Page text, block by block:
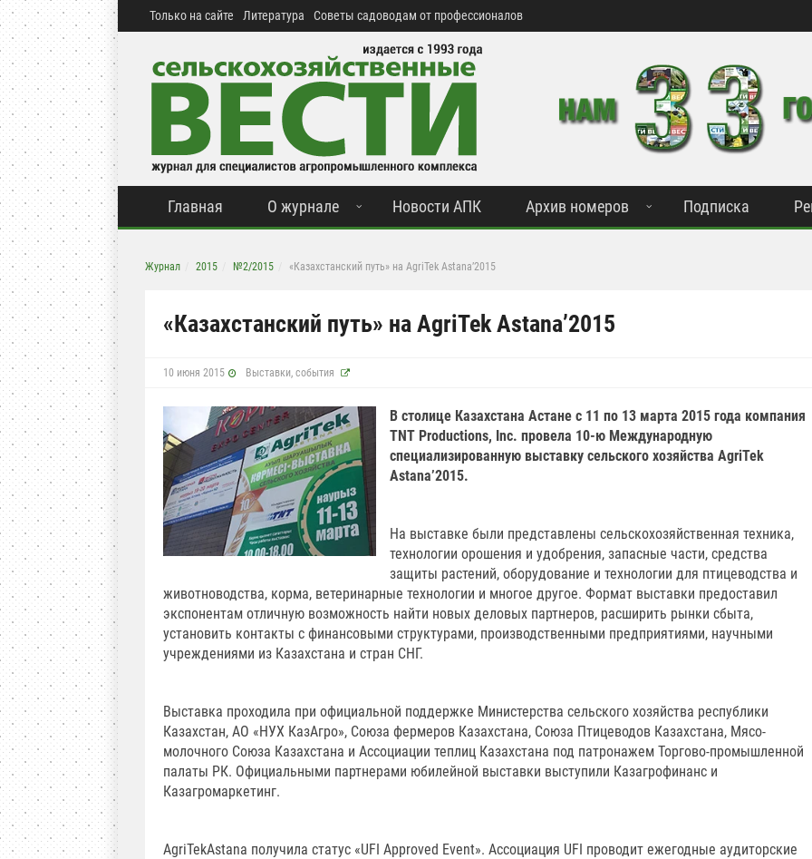
Только на сайте Литература Советы садоводам от профессионалов
Главная О журнале Новости АПК Архив номеров Подписка
Журнал 2015 №2/2015 «Казахстанский путь» на AgriTek Astana’2015
«Казахстанский путь» на AgriTek Astana’2015
10 июня 2015 Выставки, события
В столице Казахстана Астане с 11 по 13 марта 2015 года компания
TNT Productions, Inc. провела 10-ю Международную
специализированную выставку сельского хозяйства AgriTek
Astana’2015.
На выставке были представлены сельскохозяйственная техника,
технологии орошения и удобрения, запасные части, средства
защиты растений, оборудование и технологии для птицеводства и
животноводства, корма, ветеринарные технологии и многое другое. Формат выставки предоставил
экспонентам отличную возможность найти новых деловых партнеров, расширить рынки сбыта,
установить контакты с финансовыми структурами, производственными предприятиями, научными
учреждениями из Казахстана и стран СНГ.
Выставка проходила при официальной поддержке Министерства сельского хозяйства республики
Казахстан, АО «НУХ КазАгро», Союза фермеров Казахстана, Союза Птицеводов Казахстана, Мясо-
молочного Союза Казахстана и Ассоциации теплиц Казахстана под патронажем Торгово-промышленной
палаты РК. Официальными партнерами юбилейной выставки выступили Казагрофинанс и
Казагромаркетинг.
AgriTekAstana получила статус «UFI Approved Event». Ассоциация UFI проводит ежегодные аудиторские